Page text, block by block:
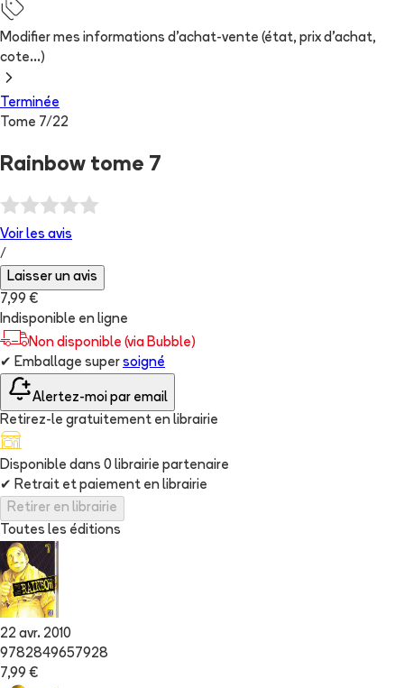
Modifier mes informations d'achat-vente (état, prix d'achat,
cote...)
Terminée
Tome 7/22
Rainbow tome 7
Voir les avis
/
Laisser un avis
7,99 €
Indisponible en ligne
Non disponible (via Bubble)
✔ Emballage super soigné
Alertez-moi par email
Retirez-le gratuitement en librairie
Disponible dans 0 librairie partenaire
✔ Retrait et paiement en librairie
Retirer en librairie
Toutes les éditions
22 avr. 2010
9782849657928
7,99 €